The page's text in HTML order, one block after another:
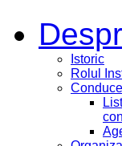
Istoric
Rolul